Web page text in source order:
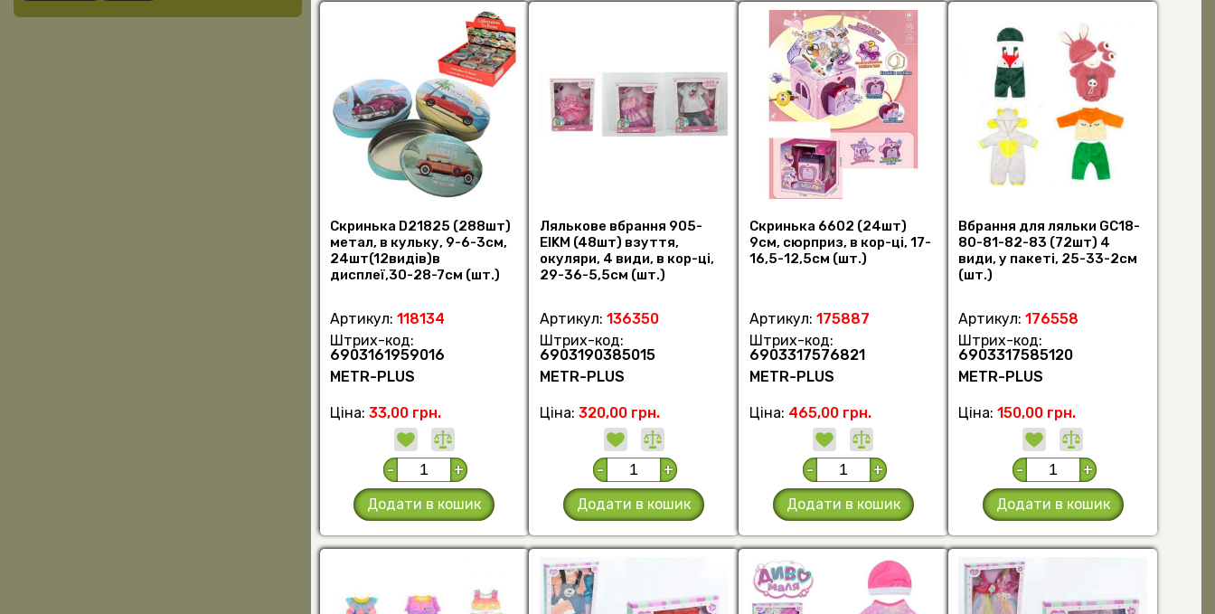
Скринька D21825 (288шт)
метал, в кульку, 9-6-3см,
24шт(12видів)в
дисплеї,30-28-7см (шт.)
Артикул:118134
Штрих-код:
6903161959016
METR-PLUS
Ціна:33,00 грн.
- +
Додати в кошик
Лялькове вбрання 905-
EIKM (48шт) взуття,
окуляри, 4 види, в кор-ці,
29-36-5,5см (шт.)
Артикул: 136350
Штрих-код:
6903190385015
METR-PLUS
Ціна: 320,00 грн.
- +
Додати в кошик
Скринька 6602 (24шт)
9см, сюрприз, в кор-ці, 17-
16,5-12,5см (шт.)
Артикул: 175887
Штрих-код:
6903317576821
METR-PLUS
Ціна: 465,00 грн.
- +
Додати в кошик
Вбрання для ляльки GC18-
80-81-82-83 (72шт) 4
види, у пакеті, 25-33-2см
(шт.)
Артикул:176558
Штрих-код:
6903317585120
METR-PLUS
Ціна:150,00 грн.
- +
Додати в кошик